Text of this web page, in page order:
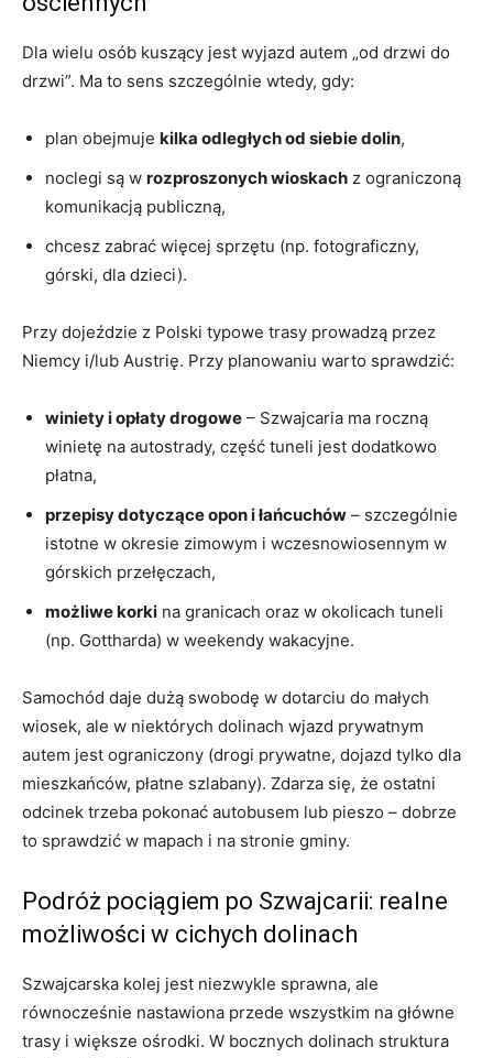
Dla wielu osób kuszący jest wyjazd autem „od drzwi do
drzwi”. Ma to sens szczególnie wtedy, gdy:
plan obejmuje kilka odległych od siebie dolin,
noclegi są w rozproszonych wioskach z ograniczoną
komunikacją publiczną,
chcesz zabrać więcej sprzętu (np. fotograficzny,
górski, dla dzieci).
Przy dojeździe z Polski typowe trasy prowadzą przez
Niemcy i/lub Austrię. Przy planowaniu warto sprawdzić:
winiety i opłaty drogowe – Szwajcaria ma roczną
winietę na autostrady, część tuneli jest dodatkowo
płatna,
przepisy dotyczące opon i łańcuchów – szczególnie
istotne w okresie zimowym i wczesnowiosennym w
górskich przełęczach,
możliwe korki na granicach oraz w okolicach tuneli
(np. Gottharda) w weekendy wakacyjne.
Samochód daje dużą swobodę w dotarciu do małych
wiosek, ale w niektórych dolinach wjazd prywatnym
autem jest ograniczony (drogi prywatne, dojazd tylko dla
mieszkańców, płatne szlabany). Zdarza się, że ostatni
odcinek trzeba pokonać autobusem lub pieszo – dobrze
to sprawdzić w mapach i na stronie gminy.
Podróż pociągiem po Szwajcarii: realne
możliwości w cichych dolinach
Szwajcarska kolej jest niezwykle sprawna, ale
równocześnie nastawiona przede wszystkim na główne
trasy i większe ośrodki. W bocznych dolinach struktura